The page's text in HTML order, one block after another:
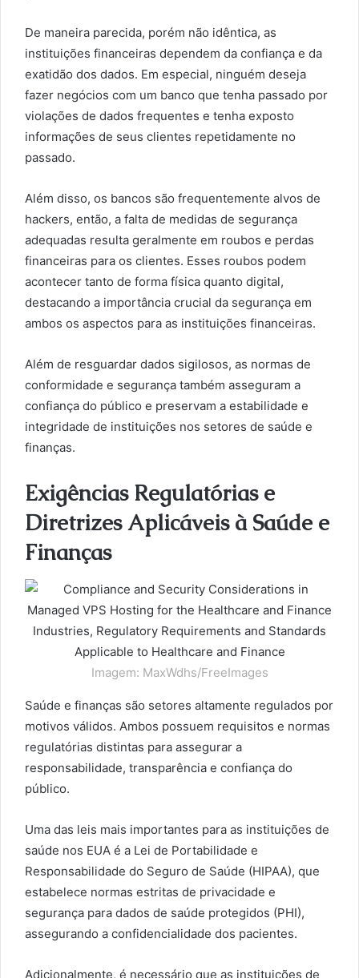
De maneira parecida, porém não idêntica, as
instituições financeiras dependem da confiança e da
exatidão dos dados. Em especial, ninguém deseja
fazer negócios com um banco que tenha passado por
violações de dados frequentes e tenha exposto
informações de seus clientes repetidamente no
passado.
Além disso, os bancos são frequentemente alvos de
hackers, então, a falta de medidas de segurança
adequadas resulta geralmente em roubos e perdas
financeiras para os clientes. Esses roubos podem
acontecer tanto de forma física quanto digital,
destacando a importância crucial da segurança em
ambos os aspectos para as instituições financeiras.
Além de resguardar dados sigilosos, as normas de
conformidade e segurança também asseguram a
confiança do público e preservam a estabilidade e
integridade de instituições nos setores de saúde e
finanças.
Exigências Regulatórias e
Diretrizes Aplicáveis à Saúde e
Finanças
Imagem: MaxWdhs/FreeImages
Saúde e finanças são setores altamente regulados por
motivos válidos. Ambos possuem requisitos e normas
regulatórias distintas para assegurar a
responsabilidade, transparência e confiança do
público.
Uma das leis mais importantes para as instituições de
saúde nos EUA é a Lei de Portabilidade e
Responsabilidade do Seguro de Saúde (HIPAA), que
estabelece normas estritas de privacidade e
segurança para dados de saúde protegidos (PHI),
assegurando a confidencialidade dos pacientes.
Adicionalmente, é necessário que as instituições de